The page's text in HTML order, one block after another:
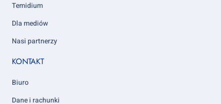
Temidium
Dla mediów
Nasi partnerzy
KONTAKT
Biuro
Dane i rachunki